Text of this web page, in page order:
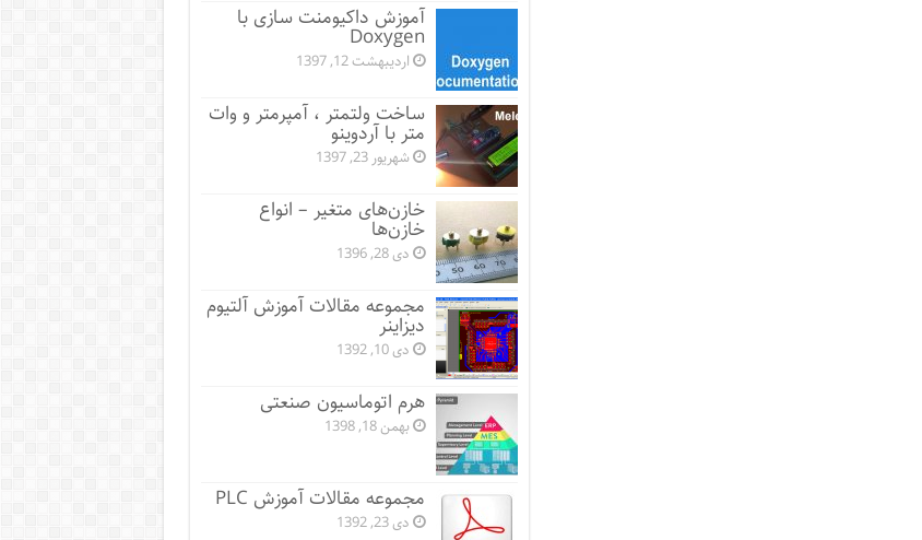
آموزش داکیومنت سازی با
Doxygen
اردیبهشت 12, 1397
ساخت ولتمتر ، آمپرمتر و وات
متر با آردوینو
شهریور 23, 1397
خازن‌های متغیر – انواع
خازن‌ها
دی 28, 1396
مجموعه مقالات آموزش آلتیوم
دیزاینر
دی 10, 1392
هرم اتوماسیون صنعتی
بهمن 18, 1398
مجموعه مقالات آموزش PLC
دی 23, 1392